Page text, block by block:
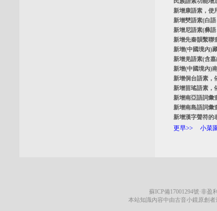
新增康語素，使
新增僰語素(白
新增尼語素(彝
新增先秦韻繫聯
新增(中國境內)
新增羌語素(含
新增(中國境內)
新增侗台語素，
新增苗瑤語素，
新增南亞語詞彙
新增南島語詞彙
新增漢字聲符的
更早>> 小菜
蘇ICP備17001294號·非盈
本站知識內容中由古音小鏡原創